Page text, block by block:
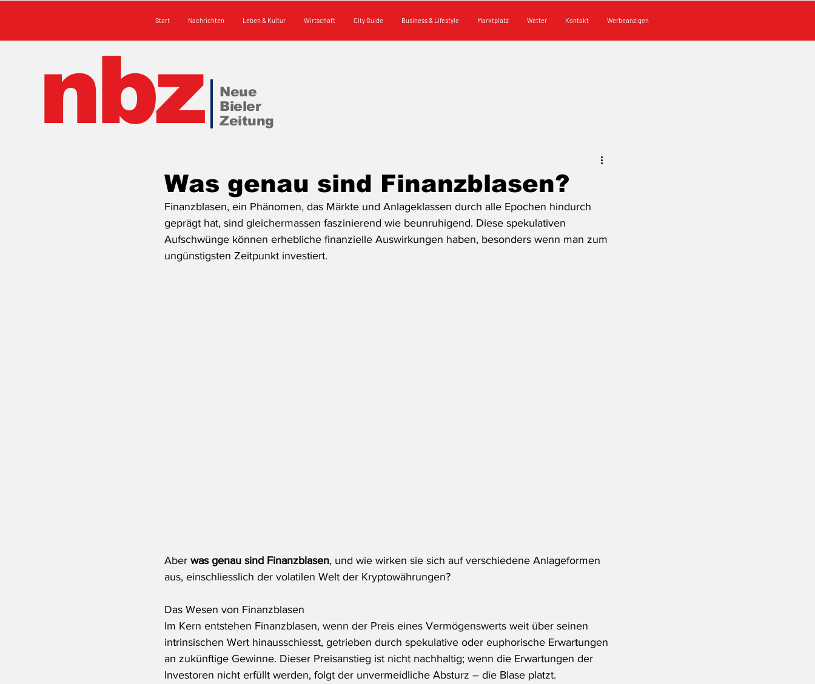
nbz
Neue
Bieler
Zeitung
Start Nachrichten Leben & Kultur Wirtschaft City Guide Business & Lifestyle Marktplatz Wetter Kontakt Werbeanzigen
Was genau sind Finanzblasen?
Finanzblasen, ein Phänomen, das Märkte und Anlageklassen durch alle Epochen hindurch
geprägt hat, sind gleichermassen faszinierend wie beunruhigend. Diese spekulativen
Aufschwünge können erhebliche finanzielle Auswirkungen haben, besonders wenn man zum
ungünstigsten Zeitpunkt investiert.
Aber was genau sind Finanzblasen, und wie wirken sie sich auf verschiedene Anlageformen
aus, einschliesslich der volatilen Welt der Kryptowährungen?
Das Wesen von Finanzblasen
Im Kern entstehen Finanzblasen, wenn der Preis eines Vermögenswerts weit über seinen
intrinsischen Wert hinausschiesst, getrieben durch spekulative oder euphorische Erwartungen
an zukünftige Gewinne. Dieser Preisanstieg ist nicht nachhaltig; wenn die Erwartungen der
Investoren nicht erfüllt werden, folgt der unvermeidliche Absturz – die Blase platzt.